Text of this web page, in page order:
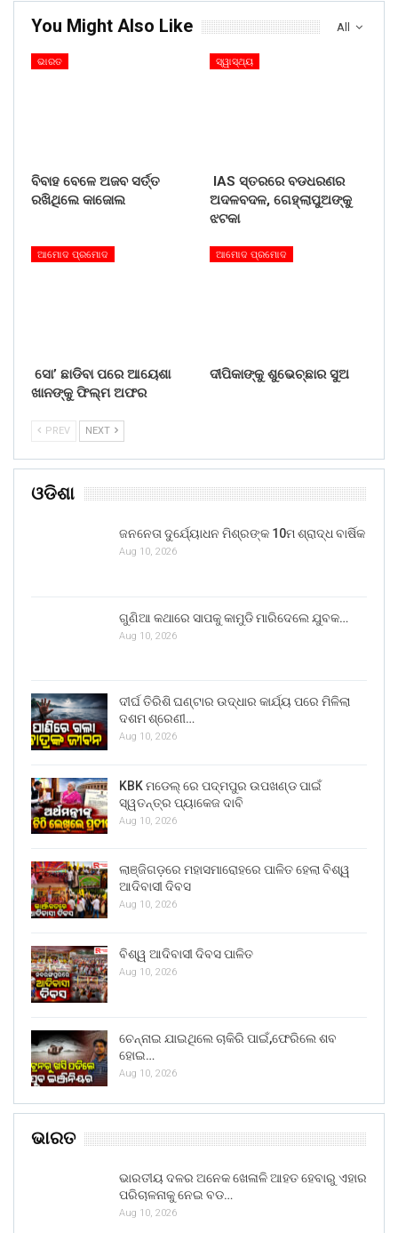
All
You Might Also Like
ଭାରତ
ବିବାହ ବେଳେ ଅଜବ ସର୍ତ୍ତ
ରଖିଥିଲେ କାଜୋଲ
ସ୍ୱାସ୍ଥ୍ୟ
IAS ସ୍ତରରେ ବଡଧରଣର
ଅଦଳବଦଳ, ଗେହ୍ଲାପୁଅଙ୍କୁ
ଝଟକା
ଆମୋଦ ପ୍ରମୋଦ
ସୋ’ ଛାଡିବା ପରେ ଆୟେଶା
ଖାନଙ୍କୁ ଫିଲ୍ମ ଅଫର
ଆମୋଦ ପ୍ରମୋଦ
ଦୀପିକାଙ୍କୁ ଶୁଭେଚ୍ଛାର ସୁଅ
PREV NEXT
ଓଡିଶା
ଜନନେତା ଦୁର୍ଯ୍ୟୋଧନ ମିଶ୍ରଙ୍କ 10ମ ଶ୍ରାଦ୍ଧ ବାର୍ଷିକ
Aug 10, 2026
ଗୁଣିଆ କଥାରେ ସାପକୁ କାମୁଡି ମାରିଦେଲେ ଯୁବକ…
Aug 10, 2026
ଦୀର୍ଘ ତିରିଶି ଘଣ୍ଟାର ଉଦ୍ଧାର କାର୍ଯ୍ୟ ପରେ ମିଳିଲା
ଦଶମ ଶ୍ରେଣୀ…
Aug 10, 2026
KBK ମଡେଲ୍ ରେ ପଦ୍ମପୁର ଉପଖଣ୍ଡ ପାଇଁ
ସ୍ୱତନ୍ତ୍ର ପ୍ୟାକେଜ ଦାବି
Aug 10, 2026
ଲାଞ୍ଜିଗଡ଼ରେ ମହାସମାରୋହରେ ପାଳିତ ହେଲା ବିଶ୍ୱ
ଆଦିବାସୀ ଦିବସ
Aug 10, 2026
ବିଶ୍ୱ ଆଦିବାସୀ ଦିବସ ପାଳିତ
Aug 10, 2026
ଚେନ୍ନାଇ ଯାଇଥିଲେ ଚାକିରି ପାଇଁ,ଫେରିଲେ ଶବ
ହୋଇ…
Aug 10, 2026
ଭାରତ
ଭାରତୀୟ ଦଳର ଅନେକ ଖେଳାଳି ଆହତ ହେବାରୁ ଏହାର
ପରିଚାଳନାକୁ ନେଇ ବଡ…
Aug 10, 2026